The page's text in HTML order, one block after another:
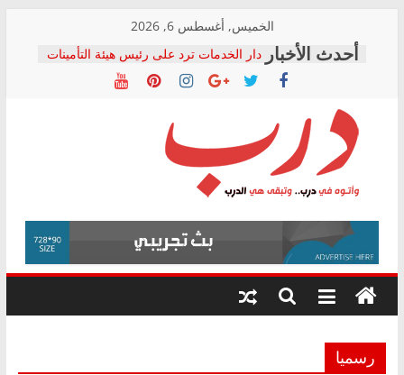
content
الخميس, أغسطس 6, 2026
دار الخدمات ترد على رئيس هيئة التأمينات
بعد مؤتمره الصحفي: إنكار الأزمة لا ينهي
معاناة أصحاب المعاشات.. ونطالب بكشف
فرحات سليمان يكتب: القطاع الصحي إلى
أين؟
حزب التحالف الشعبي يطلق لجنة “الحق
في الصحة” بالإسكندرية لرصد الانتهاكات
ودعم المرضى
الوزاري لمدينة الصحفيين.. وانتهاء أعمال
إنشاء المبنى الإداري
المجلس القومي لحقوق الإنسان يعلن
متابعة قضية الدكتور محمد زهران.. ويؤكد:
قرينة البراءة وضمانات المحاكمة العادلة
درب
وأتوه
درب..
وتبقى
هي
رسميا